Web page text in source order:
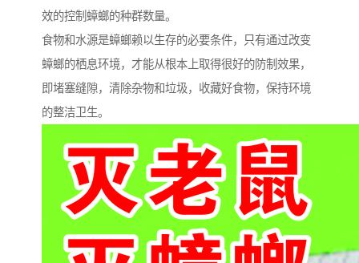
效的控制蟑螂的种群数量。
食物和水源是蟑螂赖以生存的必要条件，只有通过改变
蟑螂的栖息环境，才能从根本上取得很好的防制效果，
即堵塞缝隙，清除杂物和垃圾，收藏好食物，保持环境
的整洁卫生。